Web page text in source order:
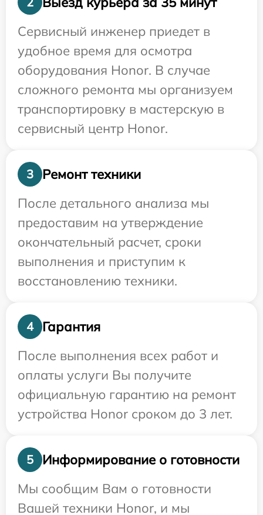
Сервисный инженер приедет в
удобное время для осмотра
оборудования Honor. В случае
сложного ремонта мы организуем
транспортировку в мастерскую в
сервисный центр Honor.
3
Ремонт техники
После детального анализа мы
предоставим на утверждение
окончательный расчет, сроки
выполнения и приступим к
восстановлению техники.
4
Гарантия
После выполнения всех работ и
оплаты услуги Вы получите
официальную гарантию на ремонт
устройства Honor сроком до 3 лет.
5
Информирование о готовности
Мы сообщим Вам о готовности
Вашей техники Honor, и мы